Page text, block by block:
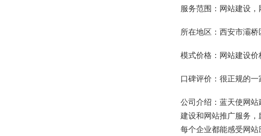
服务范围：网站建设
所在地区：西安市灞桥
模式价格：网站建设价
口碑评价：很正规的
公司介绍：蓝天使网
建设和网站推广服务
每个企业都能感受网站